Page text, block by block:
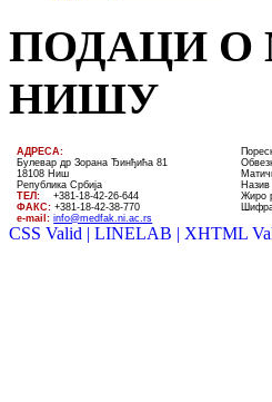
ПОДАЦИ О
НИШУ
AДРЕСА:
Булевар др Зорана Ђинђића 81
18108 Ниш
Република Србија
ТЕЛ: +381-18-42-26-644
ФАКС: +381-18-42-38-770
e-mail: info@medfak.ni.ac.rs
Жиро
CSS Valid | LINELAB | XHTML